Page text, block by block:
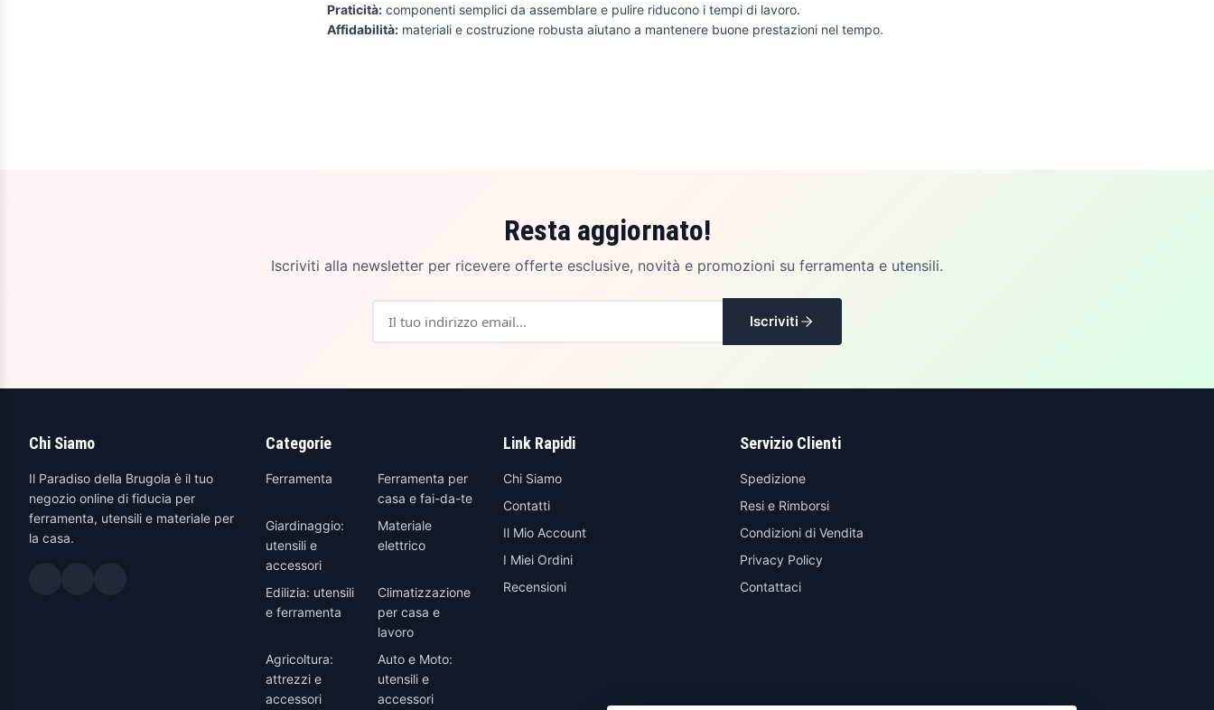
Praticità: componenti semplici da assemblare e pulire riducono i tempi di lavoro.
Affidabilità: materiali e costruzione robusta aiutano a mantenere buone prestazioni nel tempo.
Resta aggiornato!
Iscriviti alla newsletter per ricevere offerte esclusive, novità e promozioni su ferramenta e utensili.
Iscriviti
Chi Siamo
Il Paradiso della Brugola è il tuo
negozio online di fiducia per
ferramenta, utensili e materiale per
la casa.
Categorie
Ferramenta
Ferramenta per
casa e fai-da-te
Giardinaggio:
utensili e
accessori
Materiale
elettrico
Edilizia: utensili
e ferramenta
Climatizzazione
per casa e
lavoro
Agricoltura:
attrezzi e
accessori
Auto e Moto:
utensili e
accessori
Link Rapidi
Chi Siamo
Contatti
Il Mio Account
I Miei Ordini
Recensioni
Servizio Clienti
Spedizione
Resi e Rimborsi
Condizioni di Vendita
Privacy Policy
Contattaci